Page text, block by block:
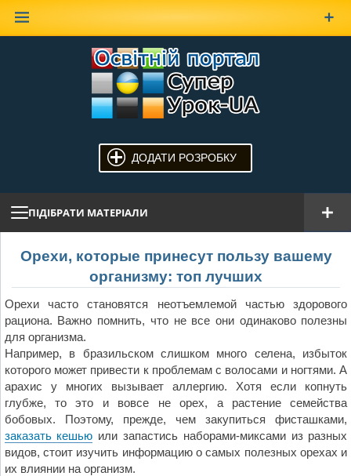
ДОДАТИ РОЗРОБКУ
ПІДІБРАТИ МАТЕРІАЛИ
Орехи, которые принесут пользу вашему
организму: топ лучших
Орехи часто становятся неотъемлемой частью здорового
рациона. Важно помнить, что не все они одинаково полезны
для организма.
Например, в бразильском слишком много селена, избыток
которого может привести к проблемам с волосами и ногтями. А
арахис у многих вызывает аллергию. Хотя если копнуть
глубже, то это и вовсе не орех, а растение семейства
бобовых. Поэтому, прежде, чем закупиться фисташками,
заказать кешью или запастись наборами-миксами из разных
видов, стоит изучить информацию о самых полезных орехах и
их влиянии на организм.